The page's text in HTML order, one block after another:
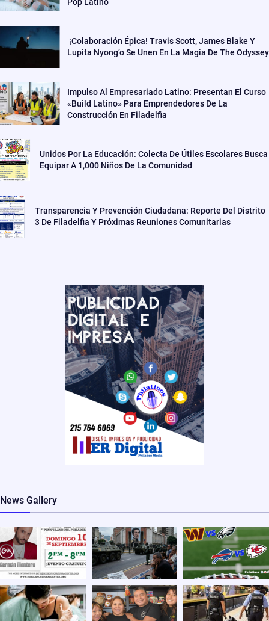
¡Colaboración Épica! Travis Scott, James Blake Y
Lupita Nyong’o Se Unen En La Magia De The Odyssey
Impulso Al Empresariado Latino: Presentan El Curso
«Build Latino» Para Emprendedores De La
Construcción En Filadelfia
Unidos Por La Educación: Colecta De Útiles Escolares Busca
Equipar A 1,000 Niños De La Comunidad
Transparencia Y Prevención Ciudadana: Reporte Del Distrito
3 De Filadelfia Y Próximas Reuniones Comunitarias
News Gallery